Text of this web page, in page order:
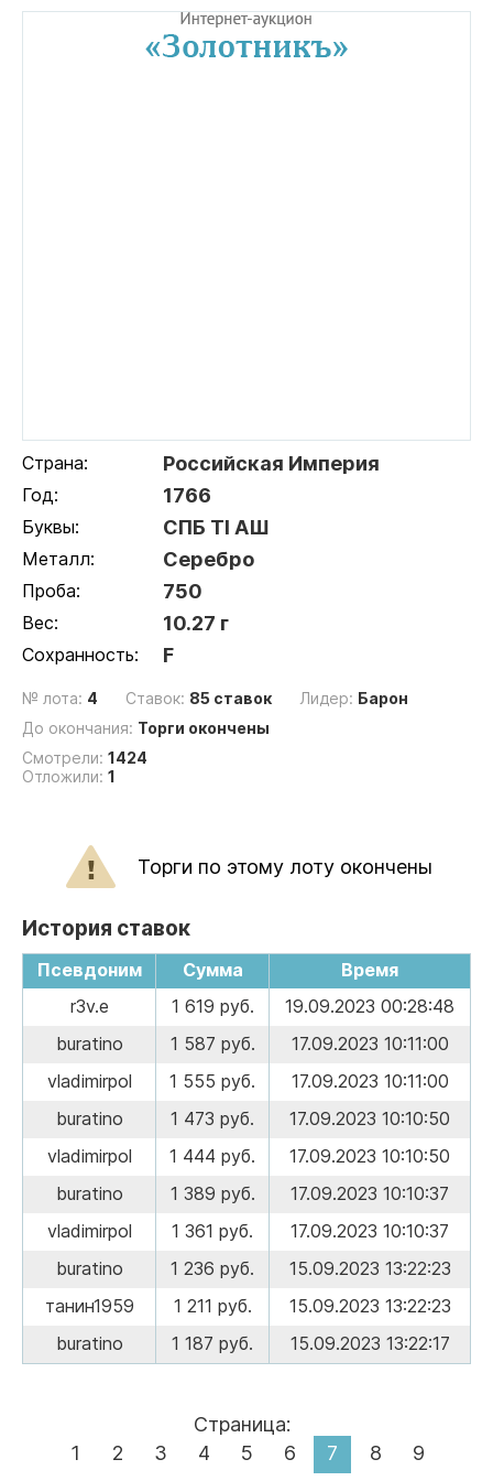
Страна: Российская Империя
Год: 1766
Буквы: СПБ ТI АШ
Металл: Серебро
Проба: 750
Вес: 10.27 г
Сохранность: F
№ лота: 4 Ставок: 85 ставок Лидер: Барон
До окончания: Торги окончены
Смотрели: 1424
Отложили: 1
Торги по этому лоту окончены
История ставок
Псевдоним Сумма
Время
r3v.e
1 619 руб.
19.09.2023 00:28:48
buratino
1 587 руб.
17.09.2023 10:11:00
vladimirpol
1 555 руб.
17.09.2023 10:11:00
buratino
1 473 руб.
17.09.2023 10:10:50
vladimirpol
1 444 руб.
17.09.2023 10:10:50
buratino
1 389 руб.
17.09.2023 10:10:37
vladimirpol
1 361 руб.
17.09.2023 10:10:37
buratino
1 236 руб.
15.09.2023 13:22:23
танин1959
1 211 руб.
15.09.2023 13:22:23
buratino
1 187 руб. 15.09.2023 13:22:17
Страница:
1
2 3 4 5 6 7 8 9